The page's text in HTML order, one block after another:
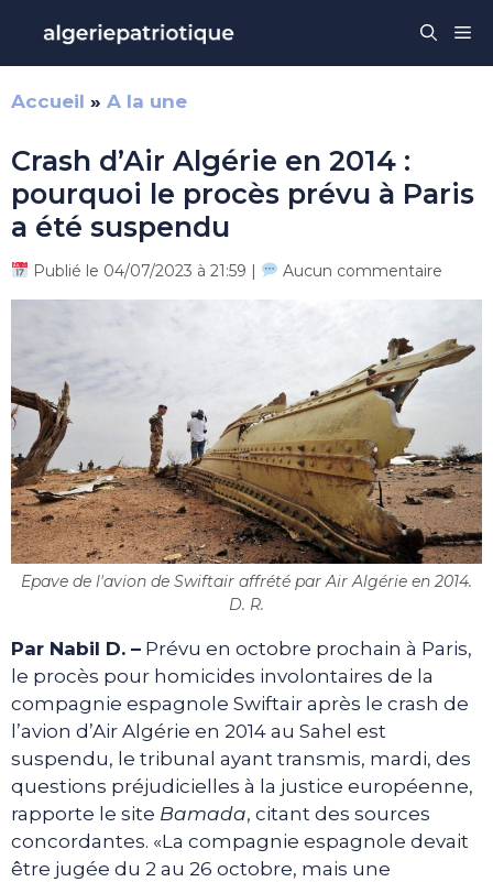
contenu
Accueil » A la une
Crash d’Air Algérie en 2014 :
pourquoi le procès prévu à Paris
a été suspendu
Publié le 04/07/2023 à 21:59 | Aucun commentaire
Epave de l'avion de Swiftair affrété par Air Algérie en 2014.
D. R.
Par Nabil D. – Prévu en octobre prochain à Paris,
le procès pour homicides involontaires de la
compagnie espagnole Swiftair après le crash de
l’avion d’Air Algérie en 2014 au Sahel est
suspendu, le tribunal ayant transmis, mardi, des
questions préjudicielles à la justice européenne,
rapporte le site Bamada, citant des sources
concordantes. «La compagnie espagnole devait
être jugée du 2 au 26 octobre, mais une